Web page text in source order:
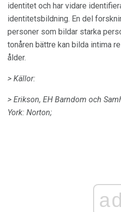
identitet och har vidare
identitetsbildning. En del
personer som bildar starka
tonåren bättre kan bilda intima
ålder.
> Källor:
> Erikson, EH Barndom och
York: Norton;
ad